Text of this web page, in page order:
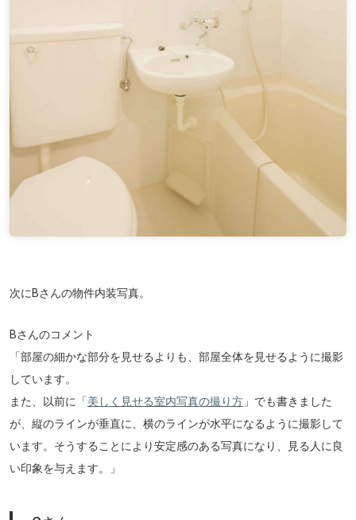
次にBさんの物件内装写真。
Bさんのコメント
「部屋の細かな部分を見せるよりも、部屋全体を見せるように撮影
しています。
また、以前に「美しく見せる室内写真の撮り方 」でも書きました
が、縦のラインが垂直に、横のラインが水平になるように撮影して
います。そうすることにより安定感のある写真になり、見る人に良
い印象を与えます。」